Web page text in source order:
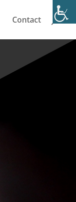
Contact